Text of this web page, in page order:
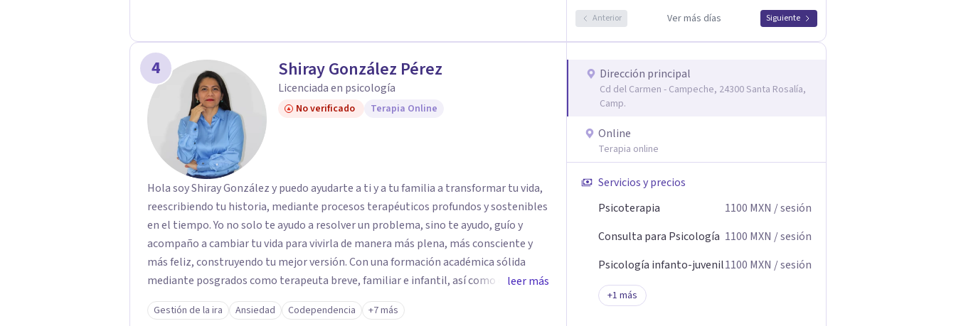
Anterior Ver más días Siguiente
4 Shiray González Pérez
Licenciada en psicología
No verificado Terapia Online
Hola soy Shiray González y puedo ayudarte a ti y a tu familia a transformar tu vida,
reescribiendo tu historia, mediante procesos terapéuticos profundos y sostenibles
en el tiempo. Yo no solo te ayudo a resolver un problema, sino te ayudo, guío y
acompaño a cambiar tu vida para vivirla de manera más plena, más consciente y
más feliz, construyendo tu mejor versión. Con una formación académica sólida
mediante posgrados como terapeuta breve, familiar e infantil, así como con
respaldo profesional y experiencia clínica de más de 26 años y personal te
acompaño en el proceso con empatía auténtica y comunicación clara y directa para
leer más
Gestión de la ira Ansiedad Codependencia +7 más
Dirección principal
Cd del Carmen - Campeche, 24300 Santa Rosalía,
Camp.
Online
Terapia online
Servicios y precios
Psicoterapia
1100 MXN / sesión
Consulta para Psicología 1100 MXN / sesión
Psicología infanto-juvenil1100 MXN / sesión
+1 más